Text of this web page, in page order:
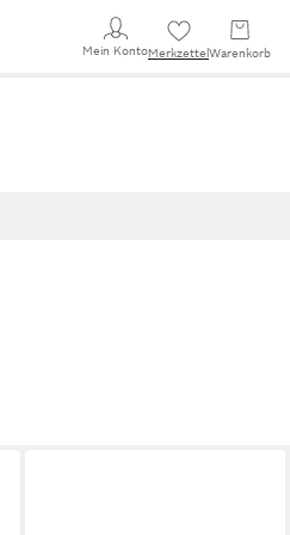
Mein KontoMerkzettel Warenkorb